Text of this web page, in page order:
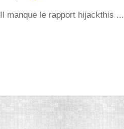
Il manque le rapport hijackthis ...